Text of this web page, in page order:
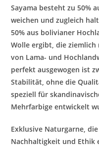
Sayama besteht zu 50%
weichen und zugleich
50% aus bolivianer
Wolle ergibt, die
von Lama- und
perfekt ausgewogen ist
Stabilität, ohne die
speziell für
Mehrfarbige entwickelt
Exklusive Naturgarne,
Nachhaltigkeit und Ethik